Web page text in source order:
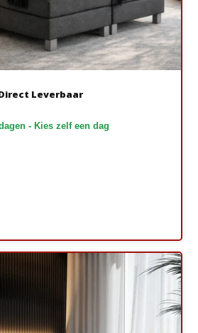
Leverbaar
- Kies zelf een dag